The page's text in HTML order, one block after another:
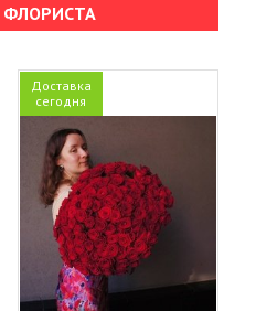
Доставка
сегодня